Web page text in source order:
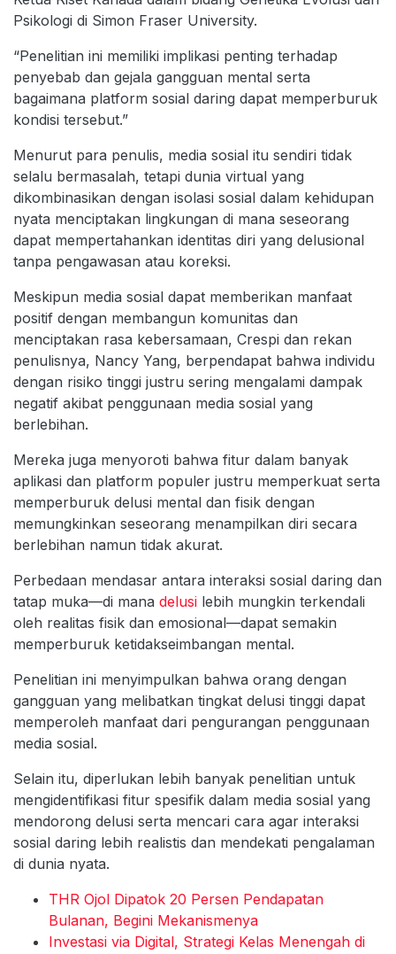
Psikologi di Simon Fraser University.
“Penelitian ini memiliki implikasi penting terhadap
penyebab dan gejala gangguan mental serta
bagaimana platform sosial daring dapat memperburuk
kondisi tersebut.”
Menurut para penulis, media sosial itu sendiri tidak
selalu bermasalah, tetapi dunia virtual yang
dikombinasikan dengan isolasi sosial dalam kehidupan
nyata menciptakan lingkungan di mana seseorang
dapat mempertahankan identitas diri yang delusional
tanpa pengawasan atau koreksi.
Meskipun media sosial dapat memberikan manfaat
positif dengan membangun komunitas dan
menciptakan rasa kebersamaan, Crespi dan rekan
penulisnya, Nancy Yang, berpendapat bahwa individu
dengan risiko tinggi justru sering mengalami dampak
negatif akibat penggunaan media sosial yang
berlebihan.
Mereka juga menyoroti bahwa fitur dalam banyak
aplikasi dan platform populer justru memperkuat serta
memperburuk delusi mental dan fisik dengan
memungkinkan seseorang menampilkan diri secara
berlebihan namun tidak akurat.
Perbedaan mendasar antara interaksi sosial daring dan
tatap muka—di mana delusi lebih mungkin terkendali
oleh realitas fisik dan emosional—dapat semakin
memperburuk ketidakseimbangan mental.
Penelitian ini menyimpulkan bahwa orang dengan
gangguan yang melibatkan tingkat delusi tinggi dapat
memperoleh manfaat dari pengurangan penggunaan
media sosial.
Selain itu, diperlukan lebih banyak penelitian untuk
mengidentifikasi fitur spesifik dalam media sosial yang
mendorong delusi serta mencari cara agar interaksi
sosial daring lebih realistis dan mendekati pengalaman
di dunia nyata.
THR Ojol Dipatok 20 Persen Pendapatan
Bulanan, Begini Mekanismenya
Investasi via Digital, Strategi Kelas Menengah di